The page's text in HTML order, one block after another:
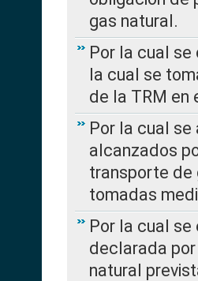
gas natural.
Por la cual se
la cual se
de la TRM en
Por la cual
alcanzados
transporte de
tomadas
Por la cual
declarada
natural